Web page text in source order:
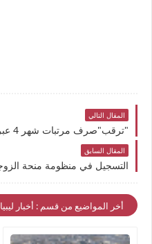
المقال التالي
المقال السابق
أخر المواضيع من قسم : أخبار ليبيا